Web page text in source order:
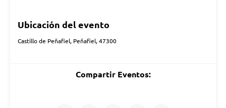
Ubicación del evento
Castillo de Peñafiel, Peñafiel, 47300
Compartir Eventos: